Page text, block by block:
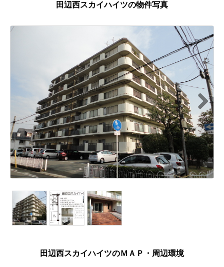
田辺西スカイハイツの物件写真
Next
田辺西スカイハイツのＭＡＰ・周辺環境